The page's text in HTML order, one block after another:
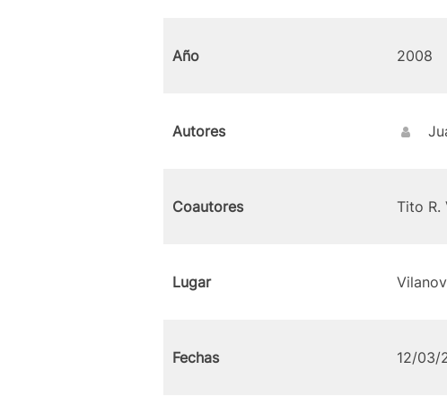
Año 2008
Autores
Coautores Tito R.
Lugar
Fechas 12/03/